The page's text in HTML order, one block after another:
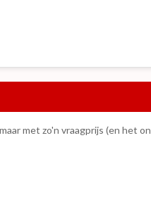
met zo'n vraagprijs (en het